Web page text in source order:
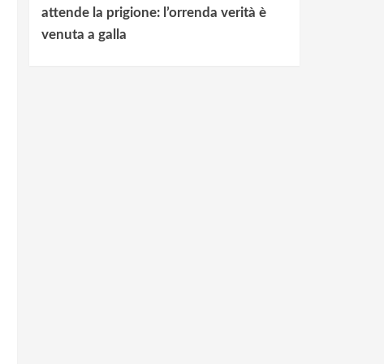
attende la prigione: l’orrenda verità è
venuta a galla